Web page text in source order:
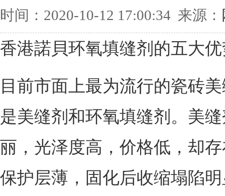
时间：2020-10-12 17:00:34 来源：
香港諾貝环氧填缝剂的五大
目前市面上最为流行的瓷砖
是美缝剂和环氧填缝剂。美
丽，光泽度高，价格低，却
保护层薄，固化后收缩塌陷